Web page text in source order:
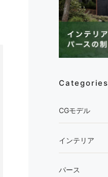
Categories
CGモデル
インテリア
パース